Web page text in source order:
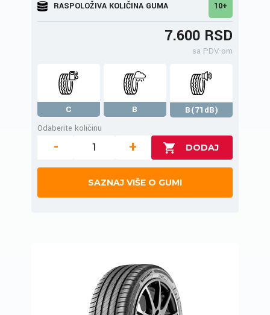
RASPOLOŽIVA KOLIČINA GUMA 10+
7.600 RSD
sa PDV-om
C B
B(71dB)
Odaberite količinu
- +
SAZNAJ VIŠE O GUMI